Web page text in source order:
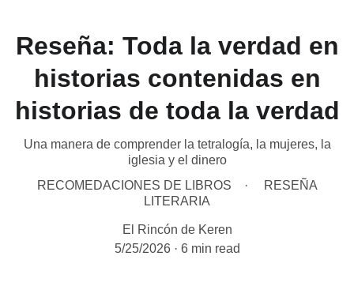
Reseña: Toda la verdad en
historias contenidas en
historias de toda la verdad
Una manera de comprender la tetralogía, la mujeres, la
iglesia y el dinero
RECOMEDACIONES DE LIBROS
RESEÑA
LITERARIA
El Rincón de Keren
5/25/2026
6 min read